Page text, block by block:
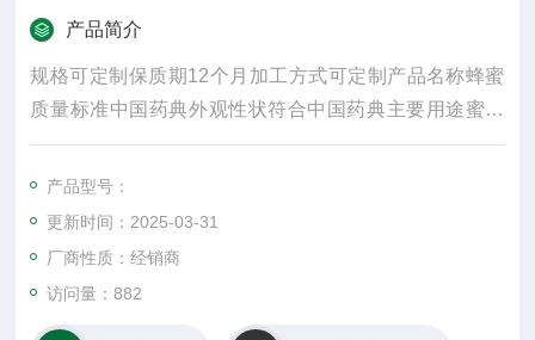
产品简介
规格可定制保质期12个月加工方式可定制产品名称蜂蜜
质量标准中国药典外观性状符合中国药典主要用途蜜丸
制剂类别制剂辅料商家服务交期**包装制止礼盒起批量1
个产品名字蜂蜜包装说明木箱
产品型号：
更新时间：2025-03-31
厂商性质：经销商
访问量：882